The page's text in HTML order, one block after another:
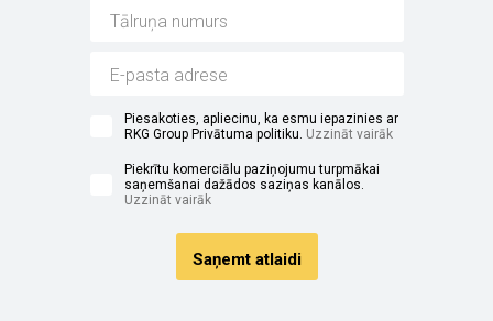
Piesakoties, apliecinu, ka esmu iepazinies ar
RKG Group Privātuma politiku. Uzzināt vairāk
Piekrītu komerciālu paziņojumu turpmākai
saņemšanai dažādos saziņas kanālos.
Uzzināt vairāk
Saņemt atlaidi